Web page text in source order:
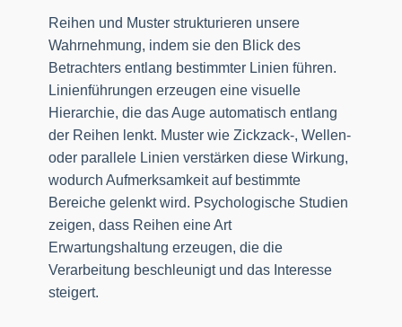
Reihen und Muster strukturieren unsere
Wahrnehmung, indem sie den Blick des
Betrachters entlang bestimmter Linien führen.
Linienführungen erzeugen eine visuelle
Hierarchie, die das Auge automatisch entlang
der Reihen lenkt. Muster wie Zickzack-, Wellen-
oder parallele Linien verstärken diese Wirkung,
wodurch Aufmerksamkeit auf bestimmte
Bereiche gelenkt wird. Psychologische Studien
zeigen, dass Reihen eine Art
Erwartungshaltung erzeugen, die die
Verarbeitung beschleunigt und das Interesse
steigert.